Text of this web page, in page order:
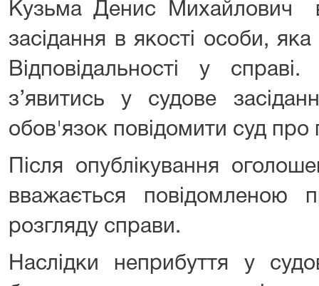
Кузьма Денис Михайлович
засідання в якості особи,
Відповідальності у
з’явитись у судове
обов'язок повідомити суд про
Після опублікування
вважається повідомленою
розгляду справи.
Наслідки неприбуття у